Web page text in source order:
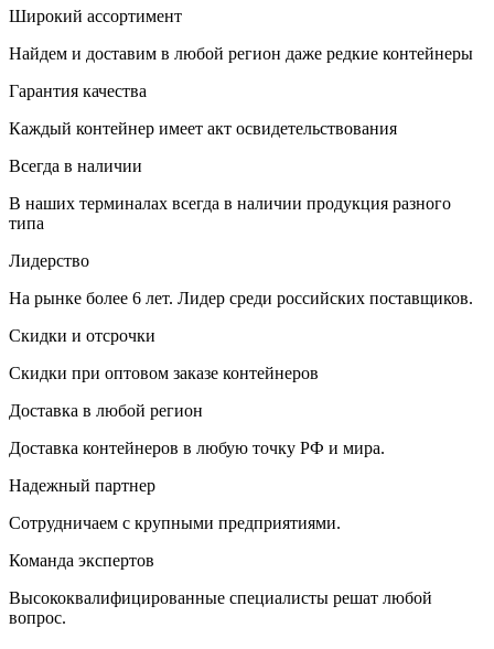
Широкий ассортимент
Найдем и доставим в любой регион даже редкие контейнеры
Гарантия качества
Каждый контейнер имеет акт освидетельствования
Всегда в наличии
В наших терминалах всегда в наличии продукция разного
типа
Лидерство
На рынке более 6 лет. Лидер среди российских поставщиков.
Скидки и отсрочки
Скидки при оптовом заказе контейнеров
Доставка в любой регион
Доставка контейнеров в любую точку РФ и мира.
Надежный партнер
Сотрудничаем с крупными предприятиями.
Команда экспертов
Высококвалифицированные специалисты решат любой
вопрос.